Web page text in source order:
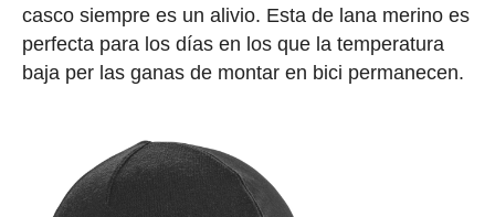
casco siempre es un alivio. Esta de lana merino es
perfecta para los días en los que la temperatura
baja per las ganas de montar en bici permanecen.